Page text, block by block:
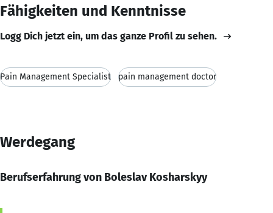
Fähigkeiten und Kenntnisse
Logg Dich jetzt ein, um das ganze Profil zu sehen.
Pain Management Specialist pain management doctor
Werdegang
Berufserfahrung von Boleslav Kosharskyy